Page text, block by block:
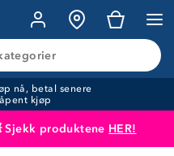
nå, betal senere
kjøp
Sjekk produktene HER!